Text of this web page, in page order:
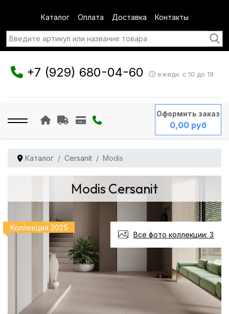
Каталог Оплата Доставка Контакты
+7 (929) 680-04-60 ежедн. с 10 до 19
Оформить заказ
0,00 руб
Каталог Cersanit Modis
Коллекция 2025
Modis Cersanit
Все фото коллекции: 3